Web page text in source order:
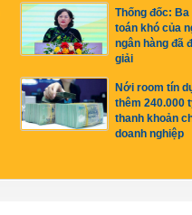
Thống đốc: Ba
toán khó của
ngân hàng đã
giải
Nới room tín
thêm 240.000
thanh khoản
doanh nghiệp